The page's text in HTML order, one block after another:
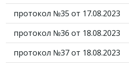
протокол №35 от 17.08.2023
протокол №36 от 18.08.2023
протокол №37 от 18.08.2023